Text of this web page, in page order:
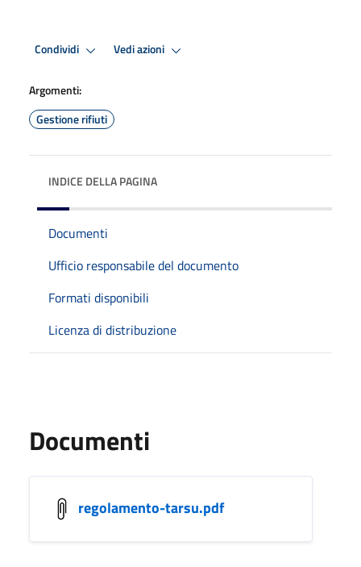
Condividi Vedi azioni
Argomenti:
Gestione rifiuti
INDICE DELLA PAGINA
Documenti
Ufficio responsabile del documento
Formati disponibili
Licenza di distribuzione
Documenti
regolamento-tarsu.pdf